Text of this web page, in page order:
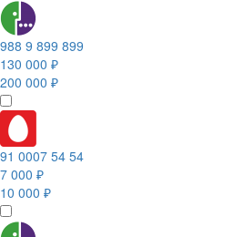
988 9 899 899
130 000 ₽
200 000 ₽
91 0007 54 54
7 000 ₽
10 000 ₽